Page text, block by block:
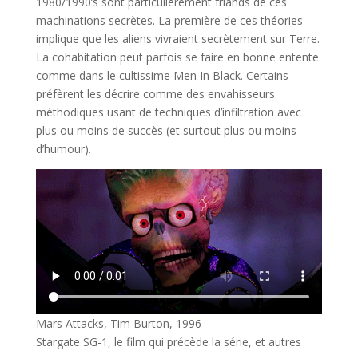
machinations secrètes. La première de ces théories
implique que les aliens vivraient secrètement sur Terre.
La cohabitation peut parfois se faire en bonne entente
comme dans le cultissime Men In Black. Certains
préfèrent les décrire comme des envahisseurs
méthodiques usant de techniques d’infiltration avec
plus ou moins de succès (et surtout plus ou moins
d’humour).
Mars Attacks, Tim Burton, 1996
Stargate SG-1, le film qui précède la série, et autres